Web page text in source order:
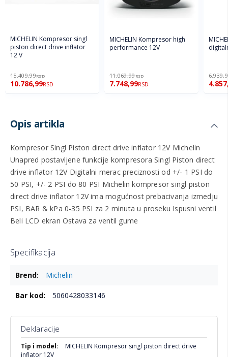
MICHELIN Kompresor singl
piston direct drive inflator
12 V
15.409,99RSD
10.786,99RSD
MICHELIN Kompresor high
performance 12V
11.069,99RSD
7.748,99RSD
Opis artikla
Kompresor Singl Piston direct drive inflator 12V Michelin
Unapred postavljene funkcije kompresora Singl Piston direct
drive inflator 12V Digitalni merac preciznosti od +/- 1 PSI do
50 PSI, +/- 2 PSI do 80 PSI Michelin kompresor singl piston
direct drive inflator 12V ima mogućnost prebacivanja izmedju
PSI, BAR & kPa 0-35 PSI za 2 minuta u proseku Ispusni ventil
Beli LCD ekran Ostava za ventil gume
Specifikacija
informacijaMichelin
5060428033146
Deklaracije
Više
informacija
MICHELIN Kompresor singl piston direct drive
inflator 12V